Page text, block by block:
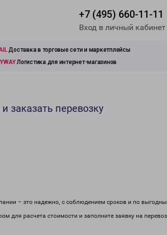
+7 (495) 660-11-11
Вход в личный кабинет
Доставка в торговые сети и маркетплейсы
Логистика для интернет-магазинов
заказать перевозку
– это надежно, с соблюдением сроков и по
для расчета стоимости и заполните заявку на